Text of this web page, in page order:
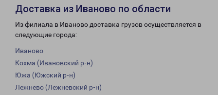
Доставка из Иваново по области
Из филиала в Иваново доставка грузов осуществляется в
следующие города:
Иваново
Кохма (Ивановский р-н)
Южа (Южский р-н)
Лежнево (Лежневский р-н)